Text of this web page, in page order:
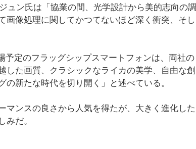
ュン氏は「協業の間、光学設計から美的志向の調
像処理に関してかつてないほど深く衝突、そし
定のフラッグシップスマートフォンは、両社の
た画質、クラシックなライカの美学、自由な創
新たな時代を切り開く」と述べている。
マンスの良さから人気を得たが、大きく進化した
みだ。